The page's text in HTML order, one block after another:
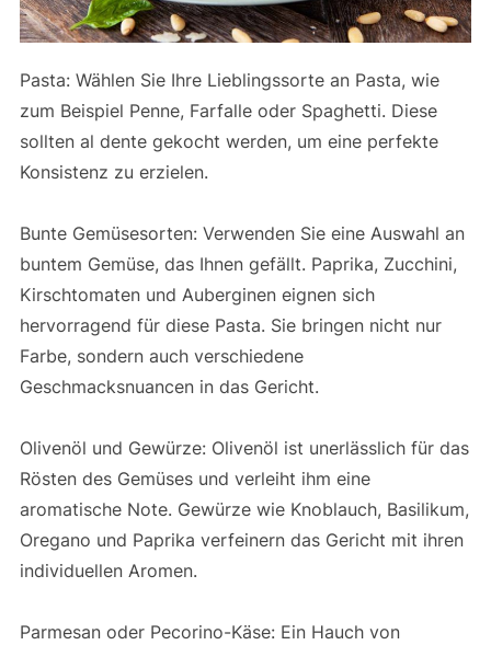
Pasta: Wählen Sie Ihre Lieblingssorte an Pasta, wie
zum Beispiel Penne, Farfalle oder Spaghetti. Diese
sollten al dente gekocht werden, um eine perfekte
Konsistenz zu erzielen.
Bunte Gemüsesorten: Verwenden Sie eine Auswahl an
buntem Gemüse, das Ihnen gefällt. Paprika, Zucchini,
Kirschtomaten und Auberginen eignen sich
hervorragend für diese Pasta. Sie bringen nicht nur
Farbe, sondern auch verschiedene
Geschmacksnuancen in das Gericht.
Olivenöl und Gewürze: Olivenöl ist unerlässlich für das
Rösten des Gemüses und verleiht ihm eine
aromatische Note. Gewürze wie Knoblauch, Basilikum,
Oregano und Paprika verfeinern das Gericht mit ihren
individuellen Aromen.
Parmesan oder Pecorino-Käse: Ein Hauch von